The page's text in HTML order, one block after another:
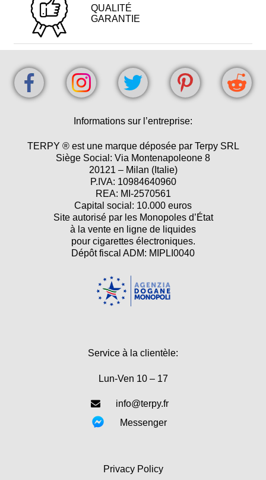
QUALITÉ
GARANTIE
Informations sur l’entreprise:
TERPY ® est une marque déposée par Terpy SRL
Siège Social: Via Montenapoleone 8
20121 – Milan (Italie)
P.IVA: 10984640960
REA: MI-2570561
Capital social: 10.000 euros
Site autorisé par les Monopoles d’État
à la vente en ligne de liquides
pour cigarettes électroniques.
Dépôt fiscal ADM: MIPLI0040
Service à la clientèle:
Lun-Ven 10 – 17
info@terpy.fr
Messenger
Privacy Policy